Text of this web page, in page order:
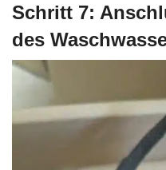
Schritt 7:
des